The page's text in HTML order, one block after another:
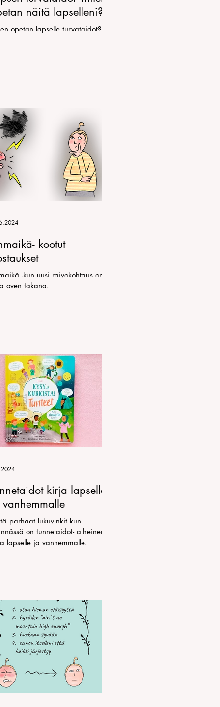
näitä lapselleni?
opetan lapselle turvataidot?
kootut
-kun uusi raivokohtaus on
oven takana.
kirja lapselle
parhaat lukuvinkit kun
on tunnetaidot- aiheinen
lapselle ja vanhemmalle.